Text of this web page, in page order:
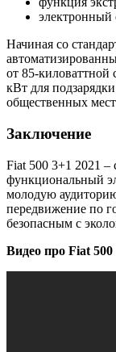
электронный
Начиная со
от 85-киловаттной
кВт для
общественных
Заключение
Fiat 500 3+1 2021
функциональный
молодую
передвижение по
безопасным с
Видео про Fiat 500